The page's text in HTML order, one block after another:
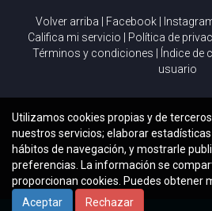
Volver arriba Facebook|
Califica mi servicio
Política de
Términos y condiciones
Índice de
usuario
Utilizamos cookies propias y de
nuestros servicios; elaborar
hábitos de navegación, y mostrarle
preferencias. La información se
proporcionan cookies. Puedes obtener
Aceptar
Rechazar